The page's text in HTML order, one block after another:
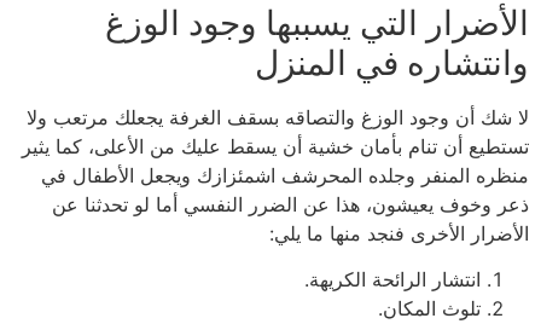
الأضرار التي يسببها وجود الوزغ
وانتشاره في المنزل
لا شك أن وجود الوزغ والتصاقه بسقف الغرفة يجعلك مرتعب ولا
تستطيع أن تنام بأمان خشية أن يسقط عليك من الأعلى، كما يثير
منظره المنفر وجلده المحرشف اشمئزازك ويجعل الأطفال في
ذعر وخوف يعيشون، هذا عن الضرر النفسي أما لو تحدثنا عن
الأضرار الأخرى فنجد منها ما يلي:
انتشار الرائحة الكريهة.
تلوث المكان.